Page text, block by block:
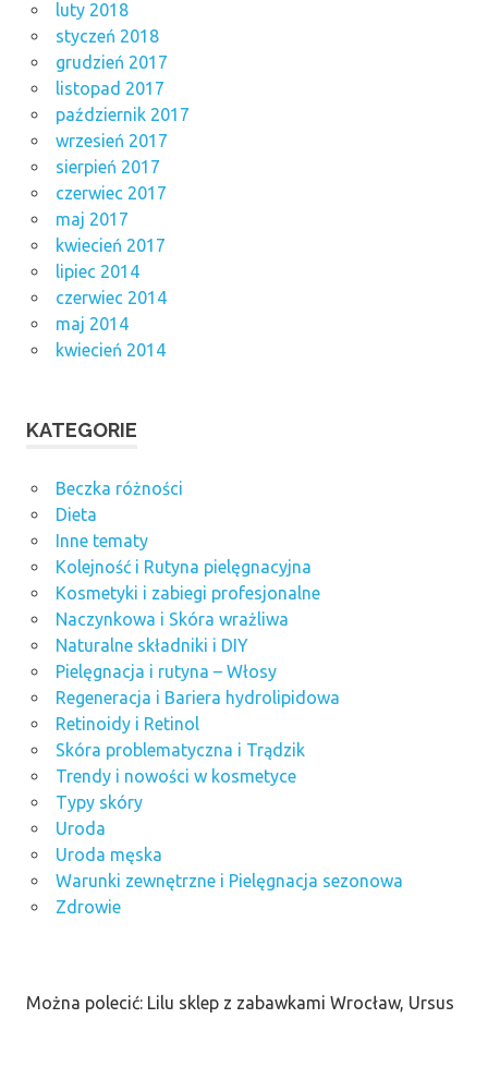
luty 2018
styczeń 2018
grudzień 2017
listopad 2017
październik 2017
wrzesień 2017
sierpień 2017
czerwiec 2017
maj 2017
kwiecień 2017
lipiec 2014
czerwiec 2014
maj 2014
kwiecień 2014
KATEGORIE
Beczka różności
Dieta
Inne tematy
Kolejność i Rutyna pielęgnacyjna
Kosmetyki i zabiegi profesjonalne
Naczynkowa i Skóra wrażliwa
Naturalne składniki i DIY
Pielęgnacja i rutyna – Włosy
Regeneracja i Bariera hydrolipidowa
Retinoidy i Retinol
Skóra problematyczna i Trądzik
Trendy i nowości w kosmetyce
Typy skóry
Uroda
Uroda męska
Warunki zewnętrzne i Pielęgnacja sezonowa
Zdrowie
Można polecić: Lilu sklep z zabawkami Wrocław, Ursus